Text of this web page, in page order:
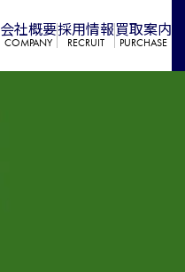
会社概要
COMPANY
採⽤情報
RECRUIT
買取案内
PURCHASE